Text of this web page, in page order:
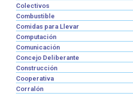
Colectivos
Combustible
Comidas para Llevar
Computación
Comunicación
Concejo Deliberante
Construcción
Cooperativa
Corralón